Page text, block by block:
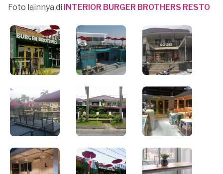
Foto lainnya di INTERIOR BURGER BROTHERS RESTO